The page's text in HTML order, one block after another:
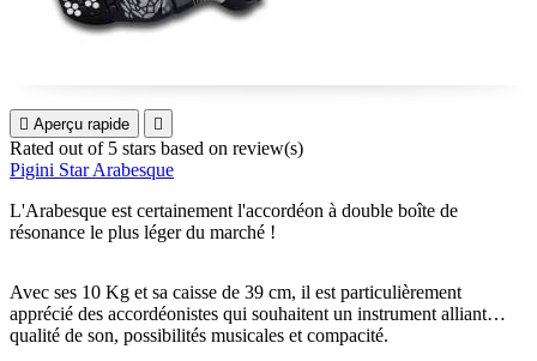
 Aperçu rapide 
Rated out of 5 stars based on review(s)
Pigini Star Arabesque
L'Arabesque est certainement l'accordéon à double boîte de
résonance le plus léger du marché !
Avec ses 10 Kg et sa caisse de 39 cm, il est particulièrement
apprécié des accordéonistes qui souhaitent un instrument alliant
qualité de son, possibilités musicales et compacité.